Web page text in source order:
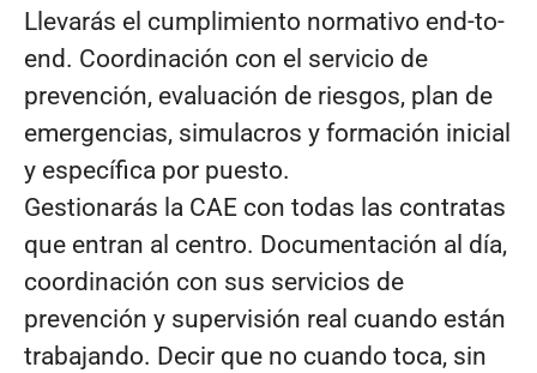
Llevarás el cumplimiento normativo end-to-
end. Coordinación con el servicio de
prevención, evaluación de riesgos, plan de
emergencias, simulacros y formación inicial
y específica por puesto.
Gestionarás la CAE con todas las contratas
que entran al centro. Documentación al día,
coordinación con sus servicios de
prevención y supervisión real cuando están
trabajando. Decir que no cuando toca, sin